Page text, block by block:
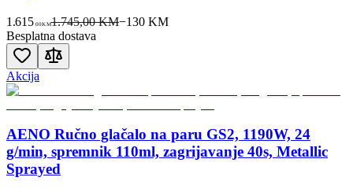
1.615 00KM1.745,00 KM−130KM
Besplatna dostava
Akcija
AENO Ručno glačalo na paru GS2, 1190W, 24
g/min, spremnik 110ml, zagrijavanje 40s, Metallic
Sprayed